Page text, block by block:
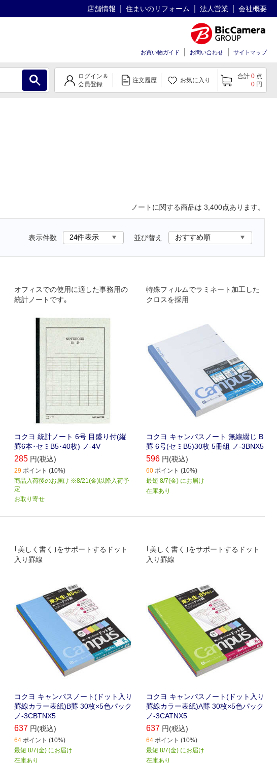
店舗情報 住まいのリフォーム 法人営業 会社概要
お買い物ガイド お問い合わせ サイトマップ
ログイン＆
会員登録
注文履歴 お気に入り
合計 0 点
0 円
ノート に関する商品は 3,400点あります。
表示件数 並び替え
オフィスでの使用に適した事務用の
統計ノートです｡
コクヨ 統計ノート 6号 目盛り付(縦
罫6本･セミB5･40枚) ノ-4V
285 円(税込)
29 ポイント (10%)
商品入荷後のお届け ※8/21(金)以降入荷予
定
お取り寄せ
特殊フィルムでラミネート加工した
クロスを採用
コクヨ キャンパスノート 無線綴じ B
罫 6号(セミB5)30枚 5冊組 ノ-3BNX5
596 円(税込)
60 ポイント (10%)
最短 8/7(金) にお届け
在庫あり
｢美しく書く｣をサポートするドット
入り罫線
コクヨ キャンパスノート(ドット入り
罫線カラー表紙)B罫 30枚×5色パック
ノ-3CBTNX5
637 円(税込)
64 ポイント (10%)
最短 8/7(金) にお届け
在庫あり
｢美しく書く｣をサポートするドット
入り罫線
コクヨ キャンパスノート(ドット入り
罫線カラー表紙)A罫 30枚×5色パック
ノ-3CATNX5
637 円(税込)
64 ポイント (10%)
最短 8/7(金) にお届け
在庫あり